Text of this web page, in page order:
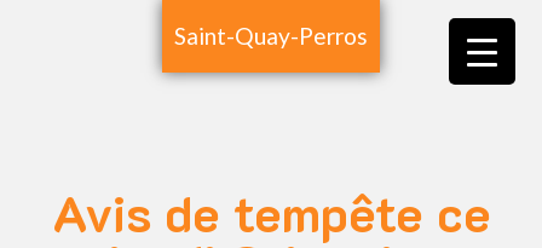
Saint-Quay-Perros
Avis de tempête ce